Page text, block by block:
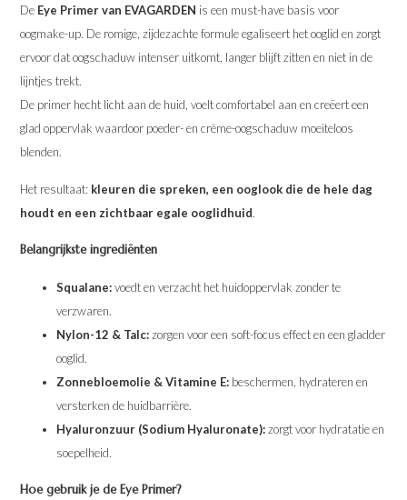
De Eye Primer van EVAGARDEN is een must-have basis voor
oogmake-up. De romige, zijdezachte formule egaliseert het ooglid en zorgt
ervoor dat oogschaduw intenser uitkomt, langer blijft zitten en niet in de
lijntjes trekt.
De primer hecht licht aan de huid, voelt comfortabel aan en creëert een
glad oppervlak waardoor poeder- en crème-oogschaduw moeiteloos
blenden.
Het resultaat: kleuren die spreken, een ooglook die de hele dag
houdt en een zichtbaar egale ooglidhuid.
Belangrijkste ingrediënten
Squalane:voedt en verzacht het huidoppervlak zonder te
verzwaren.
Nylon-12 & Talc:zorgen voor een soft-focus effect en een gladder
ooglid.
Zonnebloemolie & Vitamine E: beschermen, hydrateren en
versterken de huidbarrière.
Hyaluronzuur (Sodium Hyaluronate):zorgt voor hydratatie en
soepelheid.
Hoe gebruik je de Eye Primer?